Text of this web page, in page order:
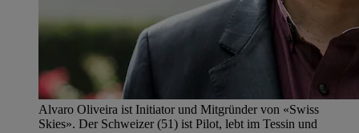
Alvaro Oliveira ist Initiator und Mitgründer von «Swiss
Skies». Der Schweizer (51) ist Pilot, lebt im Tessin und